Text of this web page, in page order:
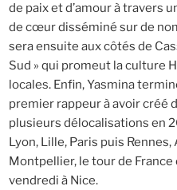
de paix et d’amour à travers
de cœur disséminé sur de
sera ensuite aux côtés de
Sud » qui promeut la culture
locales. Enfin, Yasmina
premier rappeur à avoir créé
plusieurs délocalisations en
Lyon, Lille, Paris puis
Montpellier, le tour de
vendredi à Nice.